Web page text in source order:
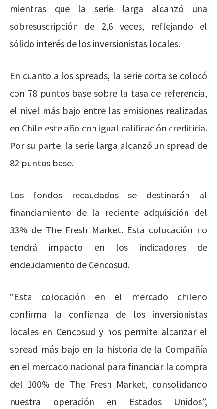
mientras que la serie larga alcanzó una
sobresuscripción de 2,6 veces, reflejando el
sólido interés de los inversionistas locales.
En cuanto a los spreads, la serie corta se colocó
con 78 puntos base sobre la tasa de referencia,
el nivel más bajo entre las emisiones realizadas
en Chile este año con igual calificación crediticia.
Por su parte, la serie larga alcanzó un spread de
82 puntos base.
Los fondos recaudados se destinarán al
financiamiento de la reciente adquisición del
33% de The Fresh Market. Esta colocación no
tendrá impacto en los indicadores de
endeudamiento de Cencosud.
“Esta colocación en el mercado chileno
confirma la confianza de los inversionistas
locales en Cencosud y nos permite alcanzar el
spread más bajo en la historia de la Compañía
en el mercado nacional para financiar la compra
del 100% de The Fresh Market, consolidando
nuestra operación en Estados Unidos”,